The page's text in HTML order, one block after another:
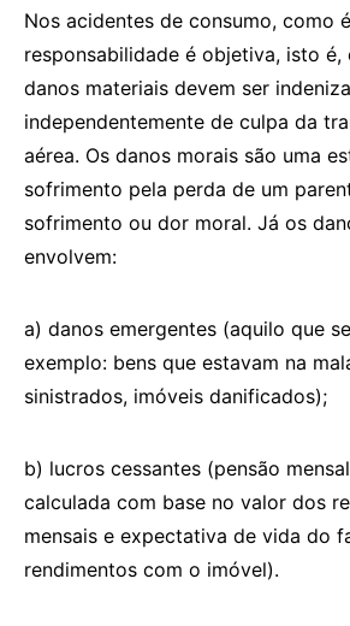
Nos acidentes de consumo, como
responsabilidade é objetiva, isto é,
danos materiais devem ser
independentemente de culpa da
aérea. Os danos morais são uma
sofrimento pela perda de um
sofrimento ou dor moral. Já os
envolvem:
a) danos emergentes (aquilo que
exemplo: bens que estavam na
sinistrados, imóveis danificados);
b) lucros cessantes (pensão
calculada com base no valor dos
mensais e expectativa de vida do
rendimentos com o imóvel).